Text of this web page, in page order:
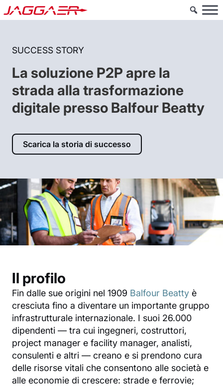
SUCCESS STORY
La soluzione P2P apre la
strada alla trasformazione
digitale presso Balfour Beatty
Scarica la storia di successo
Il profilo
Fin dalle sue origini nel 1909 Balfour Beatty è
cresciuta fino a diventare un importante gruppo
infrastrutturale internazionale. I suoi 26.000
dipendenti — tra cui ingegneri, costruttori,
project manager e facility manager, analisti,
consulenti e altri — creano e si prendono cura
delle risorse vitali che consentono alle società e
alle economie di crescere: strade e ferrovie;